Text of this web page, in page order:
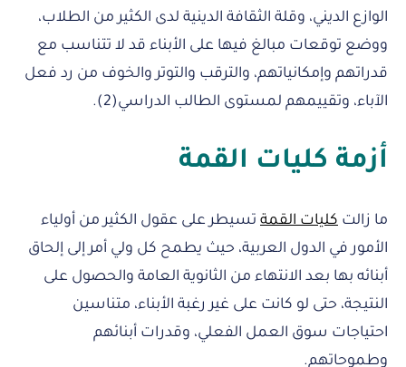
الوازع الديني، وقلة الثقافة الدينية لدى الكثير من الطلاب،
ووضع توقعات مبالغ فيها على الأبناء قد لا تتناسب مع
قدراتهم وإمكانياتهم، والترقب والتوتر والخوف من رد فعل
الآباء، وتقييمهم لمستوى الطالب الدراسي(2).
أزمة كليات القمة
ما زالت كليات القمة تسيطر على عقول الكثير من أولياء
الأمور في الدول العربية، حيث يطمح كل ولي أمر إلى إلحاق
أبنائه بها بعد الانتهاء من الثانوية العامة والحصول على
النتيجة، حتى لو كانت على غير رغبة الأبناء، متناسين
احتياجات سوق العمل الفعلي، وقدرات أبنائهم
وطموحاتهم.